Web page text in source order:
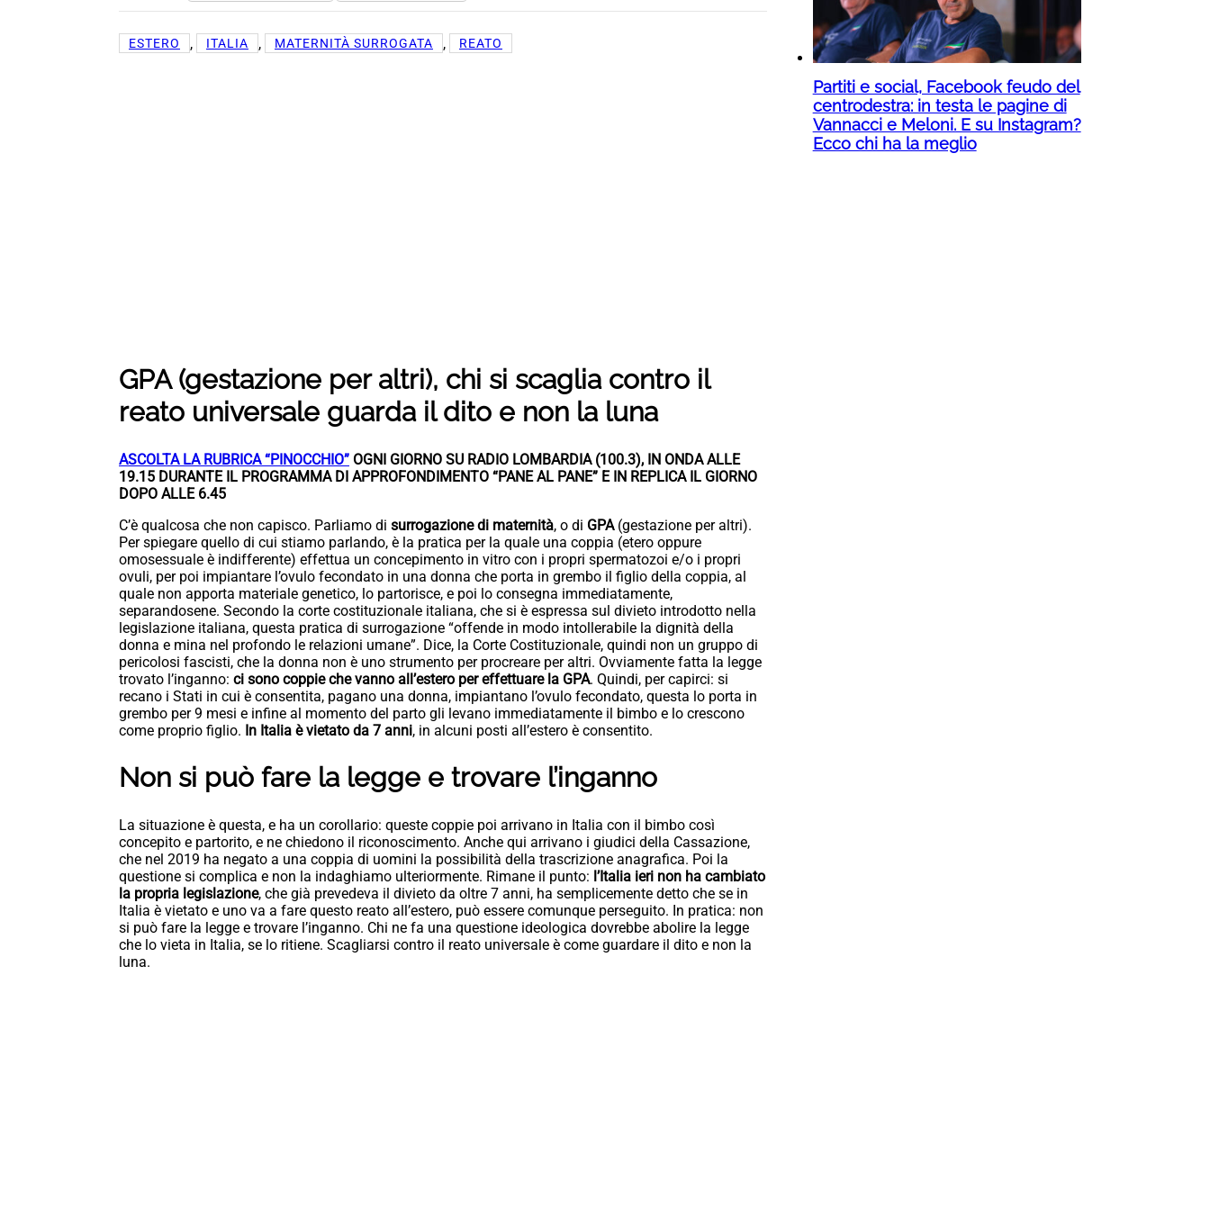
ESTERO , ITALIA , MATERNITÀ SURROGATA , REATO
GPA (gestazione per altri), chi si scaglia contro il
reato universale guarda il dito e non la luna
ASCOLTA LA RUBRICA “PINOCCHIO” OGNI GIORNO SU RADIO LOMBARDIA (100.3), IN ONDA ALLE
19.15 DURANTE IL PROGRAMMA DI APPROFONDIMENTO “PANE AL PANE” E IN REPLICA IL GIORNO
DOPO ALLE 6.45
C’è qualcosa che non capisco. Parliamo di surrogazione di maternità, o di GPA (gestazione per altri).
Per spiegare quello di cui stiamo parlando, è la pratica per la quale una coppia (etero oppure
omosessuale è indifferente) effettua un concepimento in vitro con i propri spermatozoi e/o i propri
ovuli, per poi impiantare l’ovulo fecondato in una donna che porta in grembo il figlio della coppia, al
quale non apporta materiale genetico, lo partorisce, e poi lo consegna immediatamente,
separandosene. Secondo la corte costituzionale italiana, che si è espressa sul divieto introdotto nella
legislazione italiana, questa pratica di surrogazione “offende in modo intollerabile la dignità della
donna e mina nel profondo le relazioni umane”. Dice, la Corte Costituzionale, quindi non un gruppo di
pericolosi fascisti, che la donna non è uno strumento per procreare per altri. Ovviamente fatta la legge
trovato l’inganno: ci sono coppie che vanno all’estero per effettuare la GPA. Quindi, per capirci: si
recano i Stati in cui è consentita, pagano una donna, impiantano l’ovulo fecondato, questa lo porta in
grembo per 9 mesi e infine al momento del parto gli levano immediatamente il bimbo e lo crescono
come proprio figlio. In Italia è vietato da 7 anni, in alcuni posti all’estero è consentito.
Non si può fare la legge e trovare l’inganno
La situazione è questa, e ha un corollario: queste coppie poi arrivano in Italia con il bimbo così
concepito e partorito, e ne chiedono il riconoscimento. Anche qui arrivano i giudici della Cassazione,
che nel 2019 ha negato a una coppia di uomini la possibilità della trascrizione anagrafica. Poi la
questione si complica e non la indaghiamo ulteriormente. Rimane il punto: l’Italia ieri non ha cambiato
la propria legislazione, che già prevedeva il divieto da oltre 7 anni, ha semplicemente detto che se in
Italia è vietato e uno va a fare questo reato all’estero, può essere comunque perseguito. In pratica: non
si può fare la legge e trovare l’inganno. Chi ne fa una questione ideologica dovrebbe abolire la legge
che lo vieta in Italia, se lo ritiene. Scagliarsi contro il reato universale è come guardare il dito e non la
luna.
Partiti e social, Facebook feudo del
centrodestra: in testa le pagine di
Vannacci e Meloni. E su Instagram?
Ecco chi ha la meglio